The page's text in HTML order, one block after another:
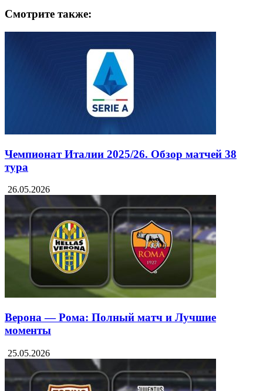
Смотрите также:
Чемпионат Италии 2025/26. Обзор матчей 38
тура
26.05.2026
Верона — Рома: Полный матч и Лучшие
моменты
25.05.2026